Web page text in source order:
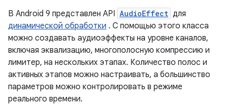
В Android 9 представлен API AudioEffect для
динамической обработки . С помощью этого класса
можно создавать аудиоэффекты на уровне каналов,
включая эквализацию, многополосную компрессию и
лимитер, на нескольких этапах. Количество полос и
активных этапов можно настраивать, а большинство
параметров можно контролировать в режиме
реального времени.